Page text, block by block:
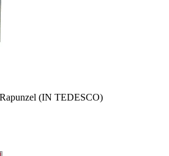
(IN TEDESCO)